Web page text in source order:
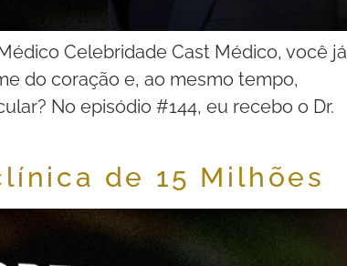
Celebridade Cast Médico, você já
do coração e, ao mesmo tempo,
No episódio #144, eu recebo o Dr.
de 15 Milhões